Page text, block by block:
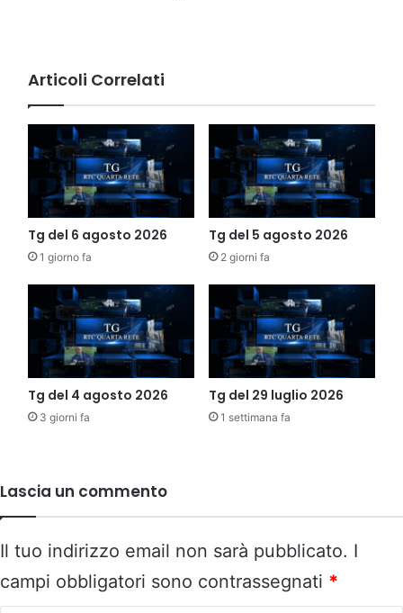
Articoli Correlati
Tg del 6 agosto 2026
1 giorno fa
Tg del 5 agosto 2026
2 giorni fa
Tg del 4 agosto 2026
3 giorni fa
Tg del 29 luglio 2026
1 settimana fa
Lascia un commento
Il tuo indirizzo email non sarà pubblicato. I
campi obbligatori sono contrassegnati *